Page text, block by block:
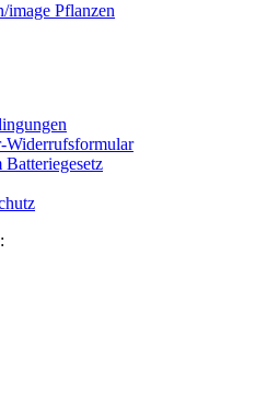
Pflanzen
Widerrufsformular